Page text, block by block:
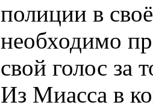
полиции в
необходимо
свой голос за
Из Миасса в